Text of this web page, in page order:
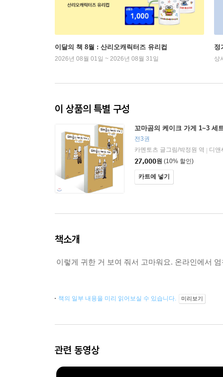
이달의 책 8월 : 산리오캐릭터즈 유리컵
2026년 08월 01일 ~ 2026년 08월 31일
정
상
이 상품의 특별 구성
꼬마곰의 케이크 가게 1~3 세
전3권
카멘토츠 글그림/박정원 역
디앤
27,000원 (10% 할인)
카트에 넣기
책소개
이렇게 귀한 거 보여 줘서 고마워요. 온라인에서
책의 일부 내용을 미리 읽어보실 수 있습니다. 미리보기
관련 동영상